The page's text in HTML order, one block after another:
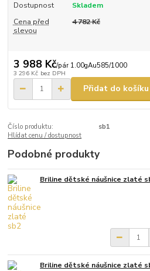
Dostupnost
Skladem
Cena před
slevou
4 782 Kč
3 988 Kč/pár 1.00gAu585/1000
3 296 Kč bez DPH
Přidat do košíku
Číslo produktu:
sb1
Hlídat cenu / dostupnost
Podobné produkty
Briline dětské náušnice zlaté
Briline dětské náušnice zlaté